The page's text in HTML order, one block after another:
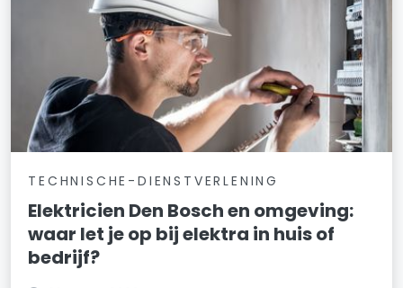
TECHNISCHE-DIENSTVERLENING
Elektricien Den Bosch en omgeving:
waar let je op bij elektra in huis of
bedrijf?